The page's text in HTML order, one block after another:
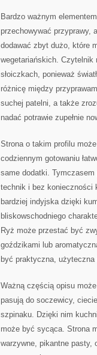
Bardzo ważnym
przechowywać przyprawy,
dodawać zbyt dużo, które
wegetariańskich.
słoiczkach, ponieważ
różnicę między
suchej patelni, a także
nadać potrawie zupełnie
Strona o takim profilu
codziennym gotowaniu
same dodatki.
technik i bez konieczności
bardziej indyjska dzięki
bliskowschodniego
Ryż może przestać być
goździkami lub
być praktyczna,
Ważną częścią opisu
pasują do soczewicy,
szpinaku. Dzięki nim
może być sycąca. Strona
warzywne, pikantne pasty,